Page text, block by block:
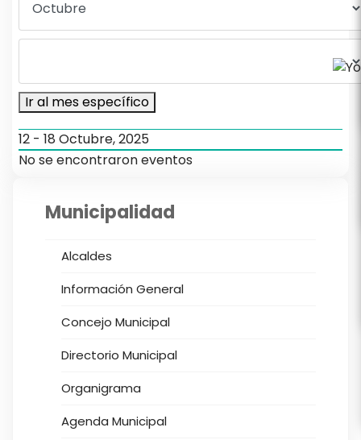
Ir al mes específico
12 - 18 Octubre, 2025
No se encontraron eventos
Municipalidad
Alcaldes
Información General
Concejo Municipal
Directorio Municipal
Organigrama
Agenda Municipal